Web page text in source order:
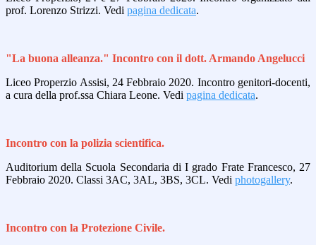
prof. Lorenzo Strizzi. Vedi pagina dedicata.
"La buona alleanza." Incontro con il dott. Armando Angelucci
Liceo Properzio Assisi, 24 Febbraio 2020. Incontro genitori-docenti,
a cura della prof.ssa Chiara Leone. Vedi pagina dedicata.
Incontro con la polizia scientifica.
Auditorium della Scuola Secondaria di I grado Frate Francesco, 27
Febbraio 2020. Classi 3AC, 3AL, 3BS, 3CL. Vedi photogallery.
Incontro con la Protezione Civile.